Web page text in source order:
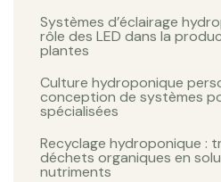
Systèmes d’éclairage
rôle des LED dans la
plantes
Culture hydroponique
conception de systèmes
spécialisées
Recyclage hydroponique :
déchets organiques en
nutriments